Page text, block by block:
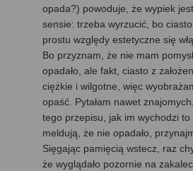
opada?) powoduje, że wypiek
sensie: trzeba wyrzucić, bo
prostu względy estetyczne się
Bo przyznam, że nie mam
opadało, ale fakt, ciasto z
ciężkie i wilgotne, więc
opaść. Pytałam nawet
tego przepisu, jak im wychodzi to
meldują, że nie opadało,
Sięgając pamięcią wstecz, raz
że wyglądało pozornie na